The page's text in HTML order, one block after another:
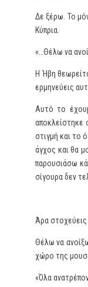
Δε ξέρω. Το
Κύπρια.
«…Θέλω να
Η Ήβη
ερμηνεύεις
Αυτό το
αποκλείστηκε
στιγμή και το
άγχος και θα
παρουσιάσω
σίγουρα δεν
Άρα στοχεύεις
Θέλω να
χώρο της
«Όλα